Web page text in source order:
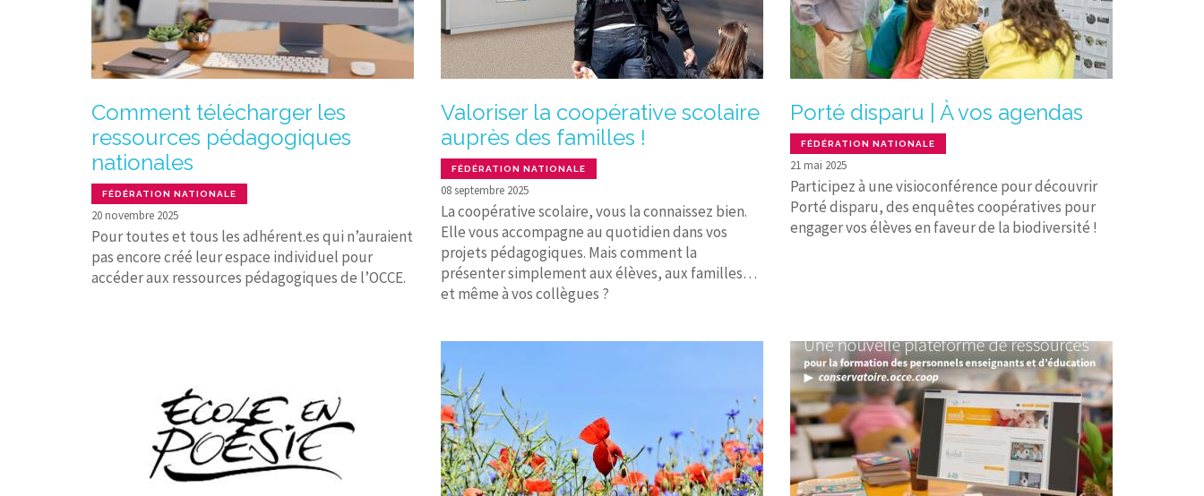
Comment télécharger les
ressources pédagogiques
nationales
FÉDÉRATION NATIONALE
20 novembre 2025
Pour toutes et tous les adhérent.es qui n’auraient
pas encore créé leur espace individuel pour
accéder aux ressources pédagogiques de l’OCCE.
Valoriser la coopérative scolaire
auprès des familles !
FÉDÉRATION NATIONALE
08 septembre 2025
La coopérative scolaire, vous la connaissez bien.
Elle vous accompagne au quotidien dans vos
projets pédagogiques. Mais comment la
présenter simplement aux élèves, aux familles…
et même à vos collègues ?
Porté disparu | À vos agendas
FÉDÉRATION NATIONALE
21 mai 2025
Participez à une visioconférence pour découvrir
Porté disparu, des enquêtes coopératives pour
engager vos élèves en faveur de la biodiversité !